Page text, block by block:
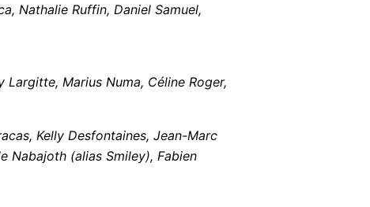
Nathalie Ruffin, Daniel Samuel,
Marius Numa, Céline Roger,
Kelly Desfontaines, Jean-Marc
Nabajoth (alias Smiley), Fabien